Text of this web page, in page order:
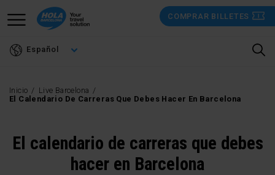
Pasar
COMPRAR BILLETES
Español
Inicio
Live Barcelona
El Calendario De Carreras Que Debes Hacer En Barcelona
El calendario de carreras que debes
hacer en Barcelona